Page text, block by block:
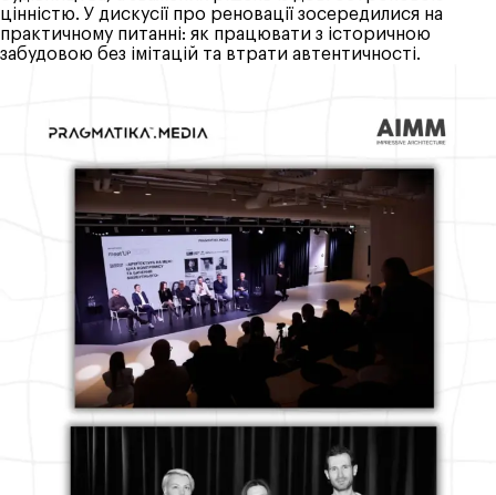
цінністю. У дискусії про реновації зосередилися на
практичному питанні: як працювати з історичною
забудовою без імітацій та втрати автентичності.